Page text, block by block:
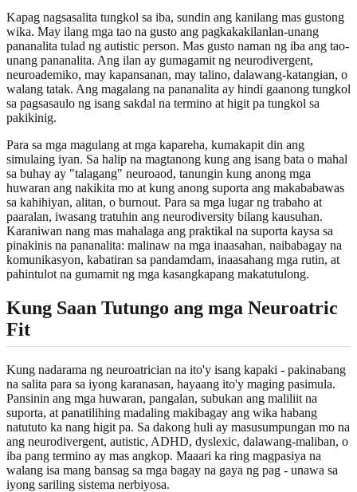
Kapag nagsasalita tungkol sa iba, sundin ang kanilang mas gustong
wika. May ilang mga tao na gusto ang pagkakakilanlan-unang
pananalita tulad ng autistic person. Mas gusto naman ng iba ang tao-
unang pananalita. Ang ilan ay gumagamit ng neurodivergent,
neuroademiko, may kapansanan, may talino, dalawang-katangian, o
walang tatak. Ang magalang na pananalita ay hindi gaanong tungkol
sa pagsasaulo ng isang sakdal na termino at higit pa tungkol sa
pakikinig.
Para sa mga magulang at mga kapareha, kumakapit din ang
simulaing iyan. Sa halip na magtanong kung ang isang bata o mahal
sa buhay ay "talagang" neuroaod, tanungin kung anong mga
huwaran ang nakikita mo at kung anong suporta ang makababawas
sa kahihiyan, alitan, o burnout. Para sa mga lugar ng trabaho at
paaralan, iwasang tratuhin ang neurodiversity bilang kausuhan.
Karaniwan nang mas mahalaga ang praktikal na suporta kaysa sa
pinakinis na pananalita: malinaw na mga inaasahan, naibabagay na
komunikasyon, kabatiran sa pandamdam, inaasahang mga rutin, at
pahintulot na gumamit ng mga kasangkapang makatutulong.
Kung Saan Tutungo ang mga Neuroatric
Fit
Kung nadarama ng neuroatrician na ito'y isang kapaki - pakinabang
na salita para sa iyong karanasan, hayaang ito'y maging pasimula.
Pansinin ang mga huwaran, pangalan, subukan ang maliliit na
suporta, at panatilihing madaling makibagay ang wika habang
natututo ka nang higit pa. Sa dakong huli ay masusumpungan mo na
ang neurodivergent, autistic, ADHD, dyslexic, dalawang-maliban, o
iba pang termino ay mas angkop. Maaari ka ring magpasiya na
walang isa mang bansag sa mga bagay na gaya ng pag - unawa sa
iyong sariling sistema nerbiyosa.